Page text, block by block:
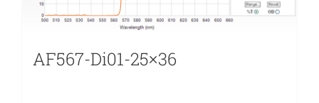
AF567-Di01-25×36